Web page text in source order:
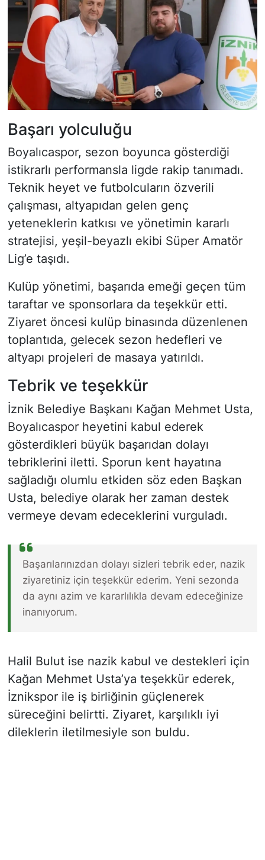
Başarı yolculuğu
Boyalıcaspor, sezon boyunca gösterdiği
istikrarlı performansla ligde rakip tanımadı.
Teknik heyet ve futbolcuların özverili
çalışması, altyapıdan gelen genç
yeteneklerin katkısı ve yönetimin kararlı
stratejisi, yeşil-beyazlı ekibi Süper Amatör
Lig’e taşıdı.
Kulüp yönetimi, başarıda emeği geçen tüm
taraftar ve sponsorlara da teşekkür etti.
Ziyaret öncesi kulüp binasında düzenlenen
toplantıda, gelecek sezon hedefleri ve
altyapı projeleri de masaya yatırıldı.
Tebrik ve teşekkür
İznik Belediye Başkanı Kağan Mehmet Usta,
Boyalıcaspor heyetini kabul ederek
gösterdikleri büyük başarıdan dolayı
tebriklerini iletti. Sporun kent hayatına
sağladığı olumlu etkiden söz eden Başkan
Usta, belediye olarak her zaman destek
vermeye devam edeceklerini vurguladı.
Başarılarınızdan dolayı sizleri tebrik eder, nazik
ziyaretiniz için teşekkür ederim. Yeni sezonda
da aynı azim ve kararlılıkla devam edeceğinize
inanıyorum.
Halil Bulut ise nazik kabul ve destekleri için
Kağan Mehmet Usta’ya teşekkür ederek,
İznikspor ile iş birliğinin güçlenerek
süreceğini belirtti. Ziyaret, karşılıklı iyi
dileklerin iletilmesiyle son buldu.